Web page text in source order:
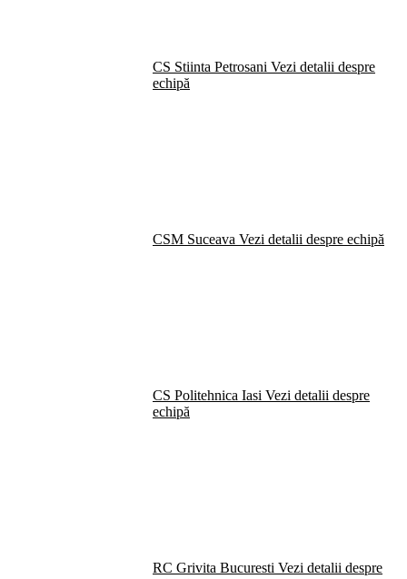
CS Stiinta Petrosani Vezi detalii despre
echipă
CSM Suceava Vezi detalii despre echipă
CS Politehnica Iasi Vezi detalii despre
echipă
RC Grivita Bucuresti Vezi detalii despre